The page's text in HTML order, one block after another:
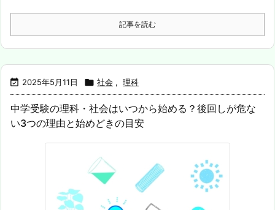
記事を読む
 2025年5月11日  社会 , 理科
中学受験の理科・社会はいつから始める？後回しが危な
い3つの理由と始めどきの目安